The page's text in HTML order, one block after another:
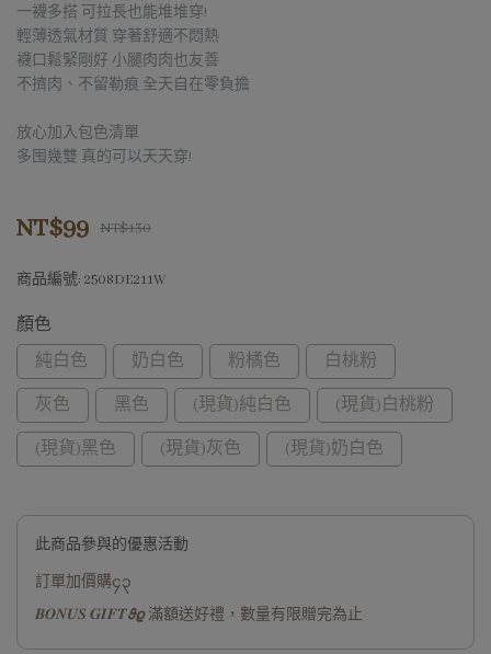
一襪多搭 可拉長也能堆堆穿!
輕薄透氣材質 穿著舒適不悶熱
襪口鬆緊剛好 小腿肉肉也友善
不擠肉、不留勒痕 全天自在零負擔
放心加入包色清單
多囤幾雙 真的可以天天穿!
NT$99 NT$130
商品編號: 2508DE211W
顏色
純白色
奶白色 粉橘色 白桃粉
灰色 黑色 (現貨)純白色 (現貨)白桃粉
(現貨)黑色 (現貨)灰色 (現貨)奶白色
此商品參與的優惠活動
訂單加價購၄၃
𝑩𝑶𝑵𝑼𝑺 𝑮𝑰𝑭𝑻𝟅𝟈 滿額送好禮，數量有限贈完為止